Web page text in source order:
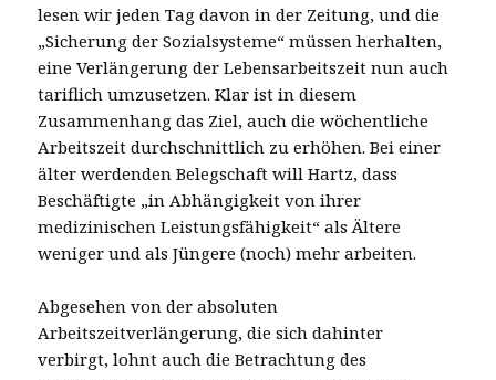
lesen wir jeden Tag davon in der Zeitung, und die
„Sicherung der Sozialsysteme“ müssen herhalten,
eine Verlängerung der Lebensarbeitszeit nun auch
tariflich umzusetzen. Klar ist in diesem
Zusammenhang das Ziel, auch die wöchentliche
Arbeitszeit durchschnittlich zu erhöhen. Bei einer
älter werdenden Belegschaft will Hartz, dass
Beschäftigte „in Abhängigkeit von ihrer
medizinischen Leistungsfähigkeit“ als Ältere
weniger und als Jüngere (noch) mehr arbeiten.
Abgesehen von der absoluten
Arbeitszeitverlängerung, die sich dahinter
verbirgt, lohnt auch die Betrachtung des